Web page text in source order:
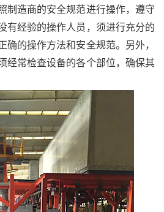
制造商的安全规范进行操作，遵守
有经验的操作人员，须进行充分的
确的操作方法和安全规范。另外，
经常检查设备的各个部位，确保其